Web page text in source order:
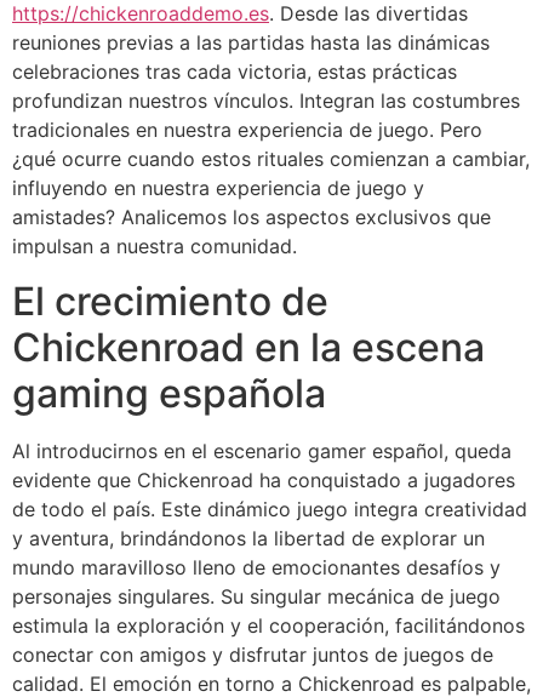
https://chickenroaddemo.es. Desde las divertidas
reuniones previas a las partidas hasta las dinámicas
celebraciones tras cada victoria, estas prácticas
profundizan nuestros vínculos. Integran las costumbres
tradicionales en nuestra experiencia de juego. Pero
¿qué ocurre cuando estos rituales comienzan a cambiar,
influyendo en nuestra experiencia de juego y
amistades? Analicemos los aspectos exclusivos que
impulsan a nuestra comunidad.
El crecimiento de
Chickenroad en la escena
gaming española
Al introducirnos en el escenario gamer español, queda
evidente que Chickenroad ha conquistado a jugadores
de todo el país. Este dinámico juego integra creatividad
y aventura, brindándonos la libertad de explorar un
mundo maravilloso lleno de emocionantes desafíos y
personajes singulares. Su singular mecánica de juego
estimula la exploración y el cooperación, facilitándonos
conectar con amigos y disfrutar juntos de juegos de
calidad. El emoción en torno a Chickenroad es palpable,